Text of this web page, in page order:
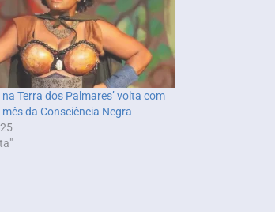
Terra dos Palmares’ volta com
da Consciência Negra